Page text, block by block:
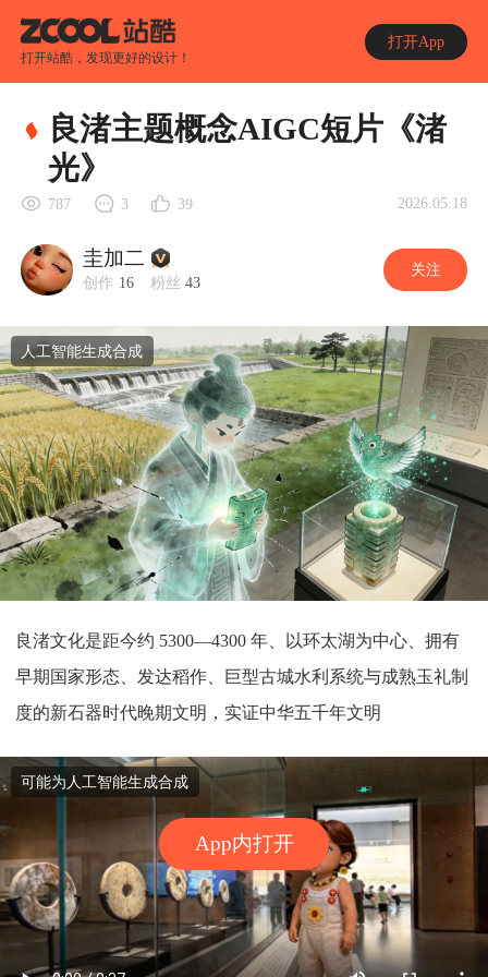
打开站酷，发现更好的设计！
打开App
App内打开
良渚主题概念AIGC短片《渚
光》
787 3 39 2026.05.18
圭加二
创作 16 粉丝 43
关注
人工智能生成合成
良渚文化是距今约 5300—4300 年、以环太湖为中心、拥有
早期国家形态、发达稻作、巨型古城水利系统与成熟玉礼制
度的新石器时代晚期文明，实证中华五千年文明
可能为人工智能生成合成